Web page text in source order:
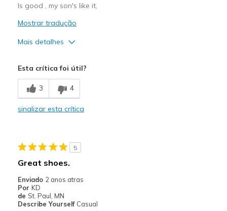
Is good , my son's like it,
Mostrar tradução
Mais detalhes
Comfortable
Width
Feels true to width
Sizing
Esta crítica foi útil?
3 4
sinalizar esta crítica
5
Great shoes.
Enviado 2 anos atras
Por KD
de St. Paul, MN
Describe Yourself Casual